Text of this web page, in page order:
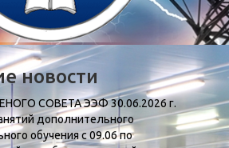
новости
СОВЕТА ЭЭФ 30.06.2026 г.
дополнительного
обучения с 09.06 по